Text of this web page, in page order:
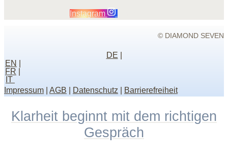
Instagram
© DIAMOND SEVEN
DE
EN
FR
IT
Impressum
AGB Datenschutz Barrierefreiheit
Klarheit beginnt mit dem richtigen
Gespräch